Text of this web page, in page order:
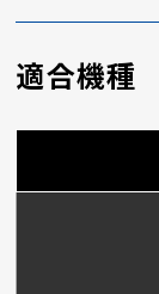
適合機種